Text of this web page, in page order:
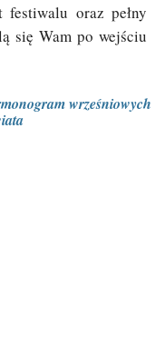
festiwalu oraz pełny
się Wam po wejściu
wrześniowych